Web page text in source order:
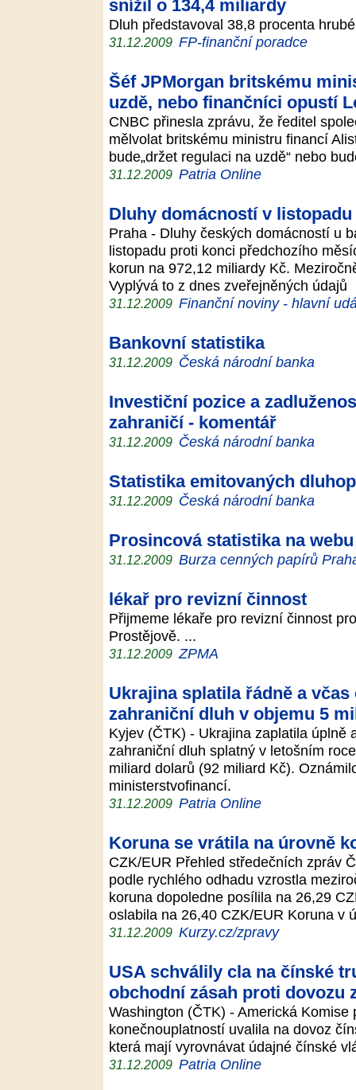
snížil o 134,4 miliardy
Dluh představoval 38,8 procenta
31.12.2009 FP-finanční poradce
Šéf JPMorgan britskému
uzdě, nebo finančníci opustí
CNBC přinesla zprávu, že ředitel
mělvolat britskému ministru financí
bude„držet regulaci na uzdě“ nebo
31.12.2009 Patria Online
Dluhy domácností v listopadu
Praha - Dluhy českých domácností u
listopadu proti konci předchozího
korun na 972,12 miliardy Kč.
Vyplývá to z dnes zveřejněných údajů
31.12.2009 Finanční noviny - hlavní
Bankovní statistika
31.12.2009 Česká národní banka
Investiční pozice a
zahraničí - komentář
31.12.2009 Česká národní banka
Statistika emitovaných
31.12.2009 Česká národní banka
Prosincová statistika na
31.12.2009 Burza cenných papírů
lékař pro revizní činnost
Přijmeme lékaře pro revizní činnost
Prostějově. ...
31.12.2009 ZPMA
Ukrajina splatila řádně a
zahraniční dluh v objemu 5
Kyjev (ČTK) - Ukrajina zaplatila úplně
zahraniční dluh splatný v letošním
miliard dolarů (92 miliard Kč).
ministerstvofinancí.
31.12.2009 Patria Online
Koruna se vrátila na úrovně
CZK/EUR Přehled středečních zpráv
podle rychlého odhadu vzrostla
koruna dopoledne posílila na 26,29
oslabila na 26,40 CZK/EUR Koruna v
31.12.2009 Kurzy.cz/zpravy
USA schválily cla na čínské
obchodní zásah proti dovozu
Washington (ČTK) - Americká
konečnouplatností uvalila na dovoz
která mají vyrovnávat údajné čínské
31.12.2009 Patria Online